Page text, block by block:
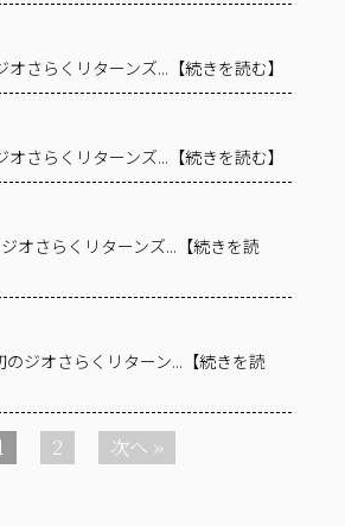
オさらくリターンズ...【続きを読む】
オさらくリターンズ...【続きを読む】
オさらくリターンズ...【続きを読
ジオさらくリターン...【続きを読
2 次へ »